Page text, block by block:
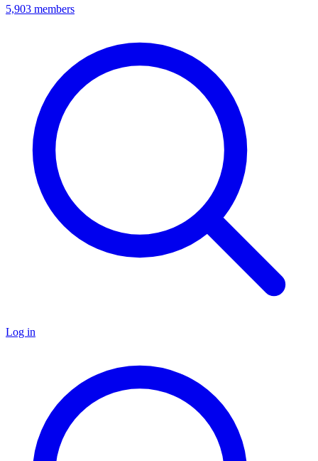
5,903 members
Log in